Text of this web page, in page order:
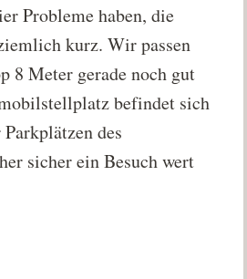
Probleme haben, die
kurz. Wir passen
8 Meter gerade noch gut
befindet sich
des
sicher ein Besuch wert